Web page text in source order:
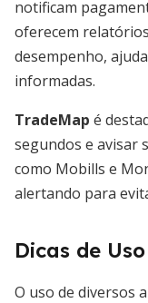
notificam
oferecem
desempenho,
informadas.
TradeMap é
segundos e avisar
como Mobills e
alertando para
Dicas de
O uso de diversos